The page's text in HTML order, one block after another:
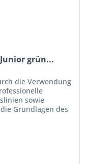
grün...
die Verwendung
sowie
Grundlagen des